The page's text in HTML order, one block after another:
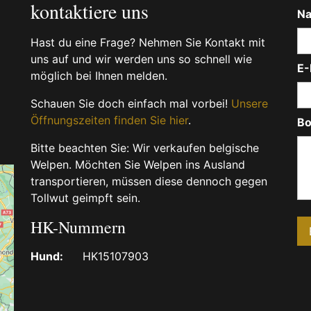
kontaktiere uns
Hast du eine Frage? Nehmen Sie Kontakt mit
uns auf und wir werden uns so schnell wie
möglich bei Ihnen melden.
Schauen Sie doch einfach mal vorbei! Unsere
Öffnungszeiten finden Sie hier.
Bitte beachten Sie: Wir verkaufen belgische
Welpen. Möchten Sie Welpen ins Ausland
transportieren, müssen diese dennoch gegen
Tollwut geimpft sein.
HK-Nummern
Hund: HK15107903